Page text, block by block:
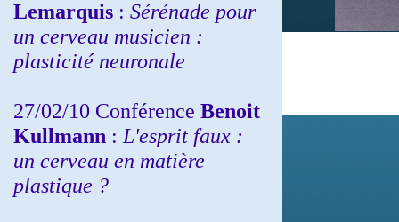
Lemarquis : Sérénade pour
un cerveau musicien :
plasticité neuronale
27/02/10 Conférence Benoit
Kullmann : L'esprit faux :
un cerveau en matière
plastique ?